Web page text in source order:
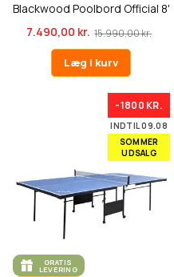
Blackwood Poolbord Official 8'
7.490,00 kr. 15.990,00 kr.
Læg i kurv
-1800 KR.
INDTIL 09.08
SOMMER
UDSALG
GRATIS
LEVERING